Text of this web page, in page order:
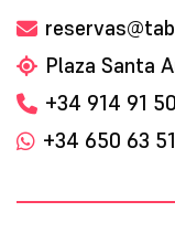
Plaza Santa
+34 914 91
+34 650 63